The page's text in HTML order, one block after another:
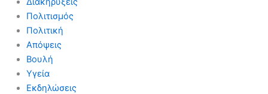
Πολιτισμός
Πολιτική
Απόψεις
Βουλή
Υγεία
Εκδηλώσεις